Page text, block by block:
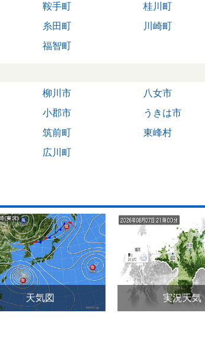
鞍手町
桂川町
糸田町
川崎町
福智町
柳川市
八女市
小郡市
うきは市
筑前町
東峰村
広川町
天気図 実況天気